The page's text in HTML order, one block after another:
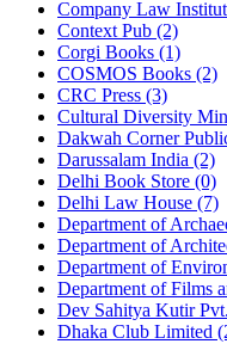
Company Law
Context Pub (2)
Corgi Books (1)
COSMOS Books (2)
CRC Press (3)
Cultural Diversity
Dakwah Corner
Darussalam India (2)
Delhi Book Store (0)
Delhi Law House (7)
Department of
Department of
Department of
Department of Films
Dev Sahitya Kutir
Dhaka Club Limited